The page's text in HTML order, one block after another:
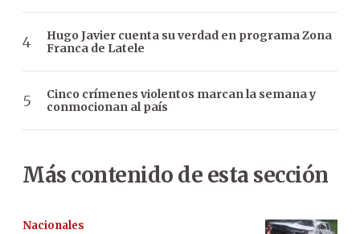
Hugo Javier cuenta su verdad en programa Zona
Franca de Latele
Cinco crímenes violentos marcan la semana y
conmocionan al país
Más contenido de esta sección
Nacionales